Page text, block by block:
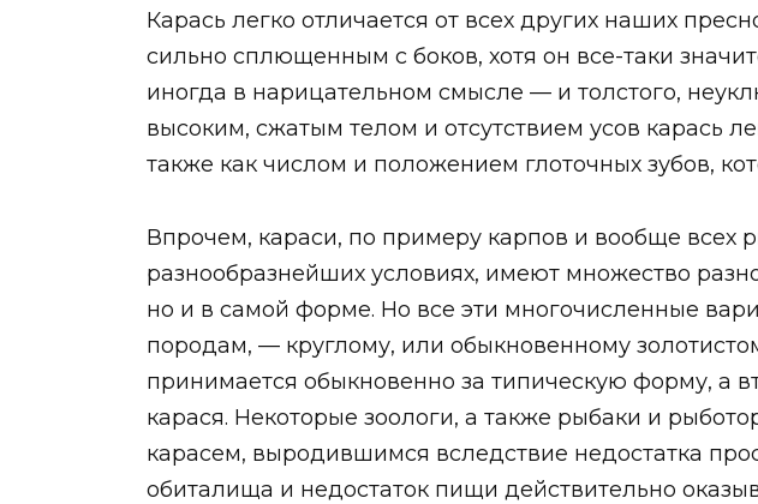
Карась легко отличается от всех других наших
сильно сплющенным с боков, хотя он все-таки
иногда в нарицательном смысле — и толстого,
высоким, сжатым телом и отсутствием усов карась
также как числом и положением глоточных зубов,
Впрочем, караси, по примеру карпов и вообще всех
разнообразнейших условиях, имеют множество
но и в самой форме. Но все эти многочисленные
породам, — круглому, или обыкновенному
принимается обыкновенно за типическую форму, а
карася. Некоторые зоологи, а также рыбаки и
карасем, выродившимся вследствие недостатка
обиталища и недостаток пищи действительно